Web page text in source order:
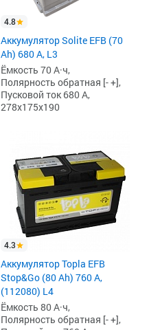
4.8
Аккумулятор Solite EFB (70
Ah) 680 А, L3
Ёмкость 70 А·ч,
Полярность обратная [- +],
Пусковой ток 680 А,
278x175x190
4.3
Аккумулятор Topla EFB
Stop&Go (80 Ah) 760 А,
(112080) L4
Ёмкость 80 А·ч,
Полярность обратная [- +],